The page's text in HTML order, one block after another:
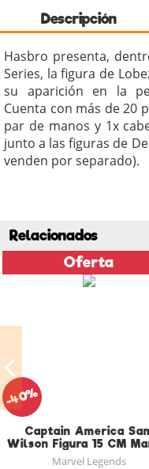
Descripción
Hasbro presenta,
Series, la figura de
su aparición en la
Cuenta con más de 20
par de manos y 1x
junto a las figuras de
venden por separado).
Relacionados
Captain America
Wilson Figura 15 CM
Legends
Marvel Legends
Oferta
-40%